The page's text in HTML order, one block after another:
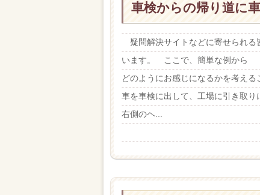
車検からの帰り道に
疑問解決サイトなどに寄せられる
います。 ここで、簡単な例から
どのようにお感じになるかを考え
車を車検に出して、工場に引き取
右側のヘ...